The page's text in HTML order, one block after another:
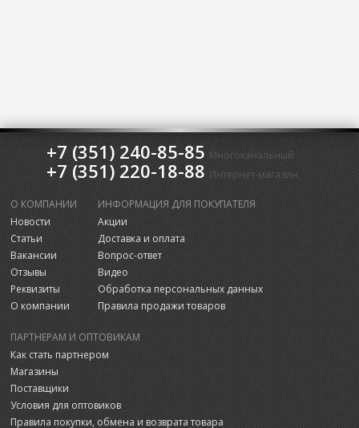
+7 (351) 240-85-85 Многоканальный
+7 (351) 220-18-88 Интернет-магазин
О КОМПАНИИ
Новости
Статьи
Вакансии
Отзывы
Реквизиты
О компании
ИНФОРМАЦИЯ ДЛЯ ПОКУПАТЕЛЯ
Акции
Доставка и оплата
Вопрос-ответ
Видео
Обработка персональных данных
Правила продажи товаров
ПАРТНЕРАМ И ОПТОВИКАМ
Как стать партнером
Магазины
Поставщики
Условия для оптовиков
Правила покупки, обмена и возврата товара